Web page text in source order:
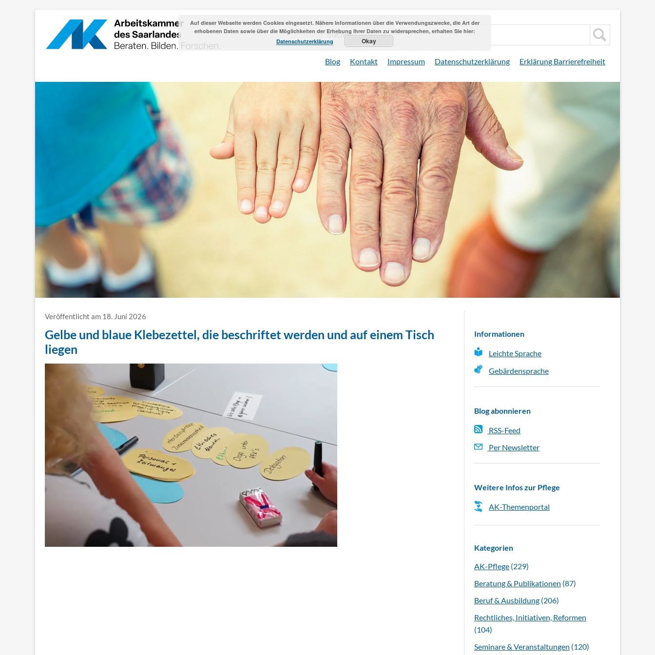
Blog Kontakt Impressum Datenschutzerklärung Erklärung Barrierefreiheit
Veröffentlicht am 18. Juni 2026
Gelbe und blaue Klebezettel, die beschriftet werden und auf einem Tisch
liegen
Informationen
Leichte Sprache
Gebärdensprache
Blog abonnieren
RSS-Feed
Per Newsletter
Weitere Infos zur Pflege
AK-Themenportal
Kategorien
AK-Pflege (229)
Beratung & Publikationen (87)
Beruf & Ausbildung (206)
Rechtliches, Initiativen, Reformen
(104)
Seminare & Veranstaltungen (120)
Auf dieser Webseite werden Cookies eingesetzt. Nähere Informationen über die Verwendungszwecke, die Art der
erhobenen Daten sowie über die Möglichkeiten der Erhebung Ihrer Daten zu widersprechen, erhalten Sie hier:
Datenschutzerklärung
Okay